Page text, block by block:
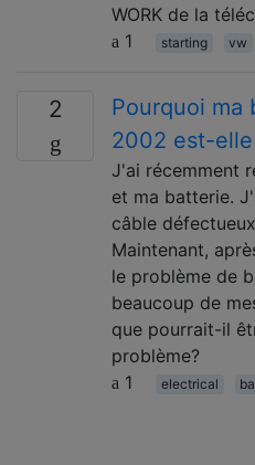
WORK de la
1
starting vw
2
Pourquoi ma
2002 est-
J'ai récemment
et ma batterie.
câble
Maintenant,
le problème de
beaucoup de
que pourrait-il
problème?
1
electrical